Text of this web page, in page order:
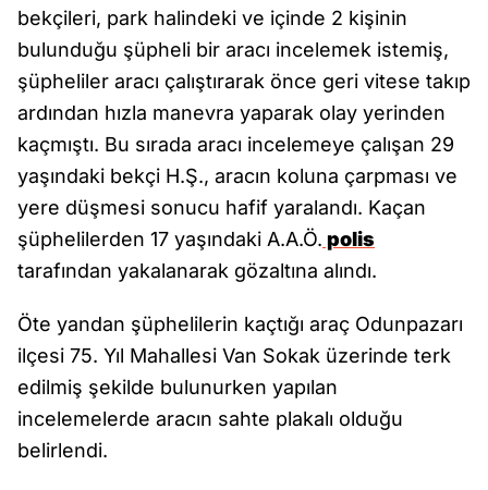
bekçileri, park halindeki ve içinde 2 kişinin
bulunduğu şüpheli bir aracı incelemek istemiş,
şüpheliler aracı çalıştırarak önce geri vitese takıp
ardından hızla manevra yaparak olay yerinden
kaçmıştı. Bu sırada aracı incelemeye çalışan 29
yaşındaki bekçi H.Ş., aracın koluna çarpması ve
yere düşmesi sonucu hafif yaralandı. Kaçan
şüphelilerden 17 yaşındaki A.A.Ö. polis
tarafından yakalanarak gözaltına alındı.
Öte yandan şüphelilerin kaçtığı araç Odunpazarı
ilçesi 75. Yıl Mahallesi Van Sokak üzerinde terk
edilmiş şekilde bulunurken yapılan
incelemelerde aracın sahte plakalı olduğu
belirlendi.